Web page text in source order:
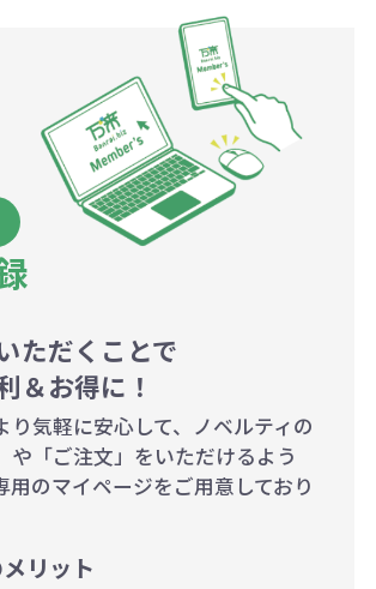
や印刷方法によって異なります
、予めご了承ください。
200個未満（1式：18,000円）
個~499個の場合：42円（1個
）
~999個の場合：35円（1個
個以上：28円（1個当た
ただくことで
＆お得に！
り気軽に安心して、ノベルティの
や「ご注文」をいただけるよう
用のマイページをご用意しており
リット